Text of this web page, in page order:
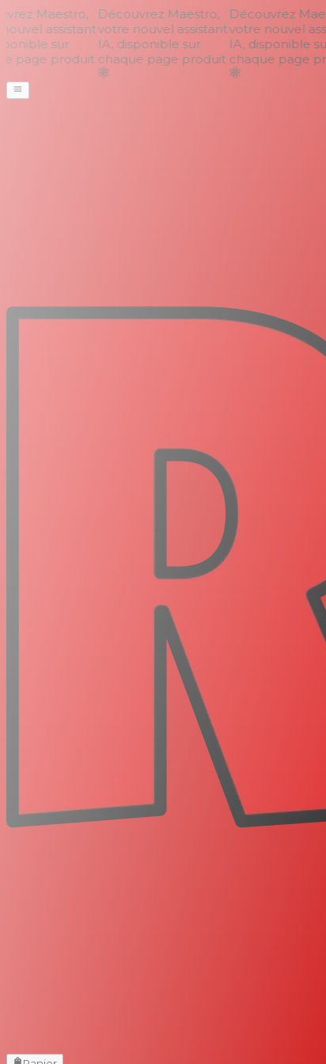
Maestro,
assistant
sur
page produit
Découvrez Maestro,
votre nouvel assistant
IA, disponible sur
chaque page produit
Découvrez
votre nouvel
IA, disponible sur
chaque page